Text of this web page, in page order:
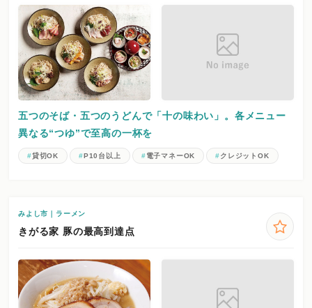
五つのそば・五つのうどんで「十の味わい」。各メニュー
異なる“つゆ”で至高の一杯を
貸切OK P10台以上 電子マネーOK クレジットOK
みよし市｜ラーメン
きがる家 豚の最高到達点